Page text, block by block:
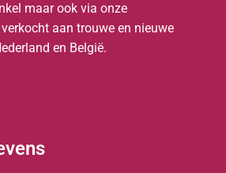
maar ook via onze
aan trouwe en nieuwe
en België.